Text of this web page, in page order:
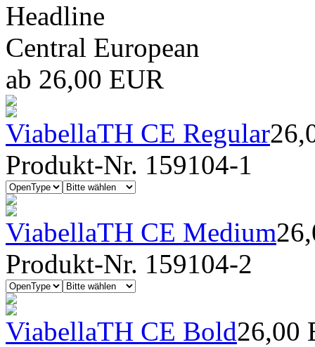
Headline
Central European
ab 26,00 EUR
ViabellaTH CE Regular
Produkt-Nr. 159104-1
ViabellaTH CE Medium
Produkt-Nr. 159104-2
ViabellaTH CE Bold26,00